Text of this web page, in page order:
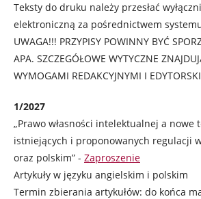
Teksty do druku należy przesłać
elektroniczną za pośrednictwem
UWAGA!!! PRZYPISY POWINNY BYĆ
APA. SZCZEGÓŁOWE WYTYCZNE
WYMOGAMI REDAKCYJNYMI I
1/2027
„Prawo własności intelektualnej a nowe
istniejących i proponowanych regulacji
oraz polskim” - Zaproszenie
Artykuły w języku angielskim i polskim
Termin zbierania artykułów: do końca